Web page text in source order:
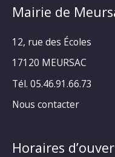
Mairie de
12, rue des Écoles
17120 MEURSAC
Tél. 05.46.91.66.73
Nous contacter
Horaires